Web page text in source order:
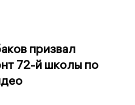
призвал
72-й школы по